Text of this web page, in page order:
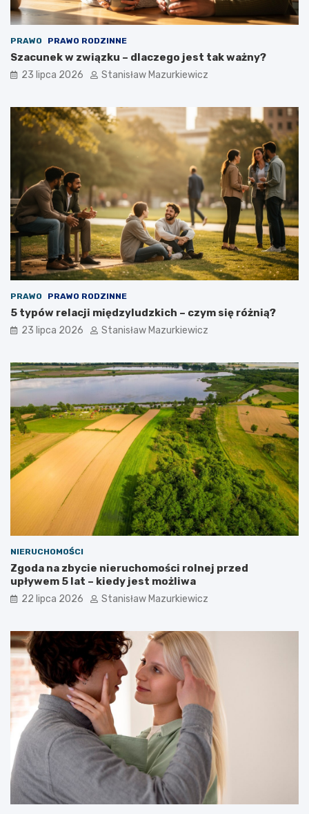
PRAWO PRAWO RODZINNE
Szacunek w związku – dlaczego jest tak ważny?
23 lipca 2026 Stanisław Mazurkiewicz
PRAWO PRAWO RODZINNE
5 typów relacji międzyludzkich – czym się różnią?
23 lipca 2026 Stanisław Mazurkiewicz
NIERUCHOMOŚCI
Zgoda na zbycie nieruchomości rolnej przed
upływem 5 lat – kiedy jest możliwa
22 lipca 2026 Stanisław Mazurkiewicz